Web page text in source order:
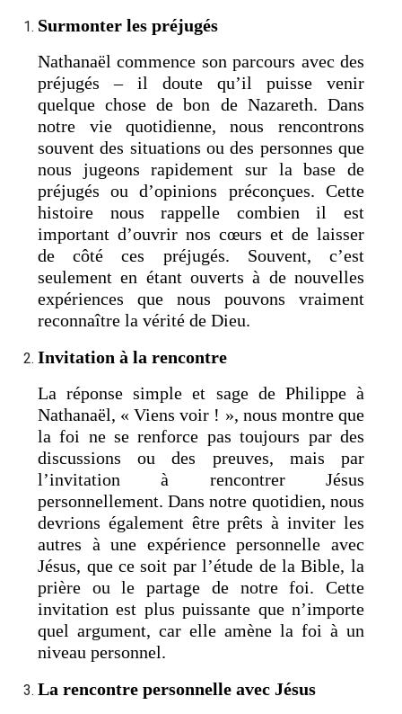
Surmonter les préjugés
Nathanaël commence son parcours avec des
préjugés – il doute qu’il puisse venir
quelque chose de bon de Nazareth. Dans
notre vie quotidienne, nous rencontrons
souvent des situations ou des personnes que
nous jugeons rapidement sur la base de
préjugés ou d’opinions préconçues. Cette
histoire nous rappelle combien il est
important d’ouvrir nos cœurs et de laisser
de côté ces préjugés. Souvent, c’est
seulement en étant ouverts à de nouvelles
expériences que nous pouvons vraiment
reconnaître la vérité de Dieu.
Invitation à la rencontre
La réponse simple et sage de Philippe à
Nathanaël, « Viens voir ! », nous montre que
la foi ne se renforce pas toujours par des
discussions ou des preuves, mais par
l’invitation à rencontrer Jésus
personnellement. Dans notre quotidien, nous
devrions également être prêts à inviter les
autres à une expérience personnelle avec
Jésus, que ce soit par l’étude de la Bible, la
prière ou le partage de notre foi. Cette
invitation est plus puissante que n’importe
quel argument, car elle amène la foi à un
niveau personnel.
La rencontre personnelle avec Jésus